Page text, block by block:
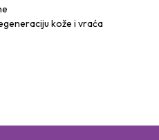
kože i vraća